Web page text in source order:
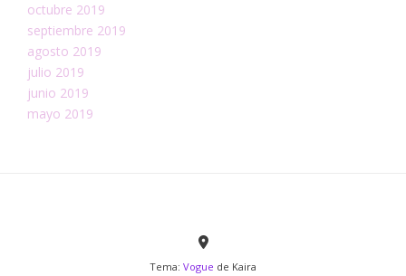
octubre 2019
septiembre 2019
agosto 2019
julio 2019
junio 2019
mayo 2019
Tema: Vogue de Kaira